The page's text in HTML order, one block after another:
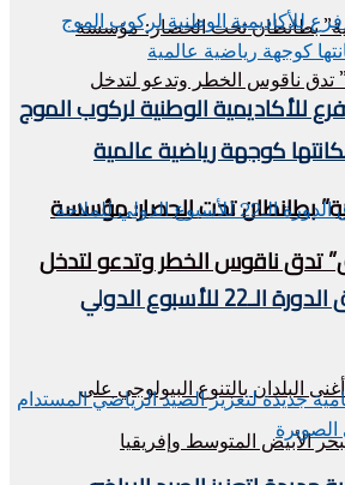
بطانطان تحت الحصار: مؤسسة
تدق ناقوس الخطر وتدعو لتدخل
للأكاديمية الوطنية لركوب الموج
كوجهة رياضية عالمية
المضيق: انطلاق الدورة الـ22 للأسبوع الدولي